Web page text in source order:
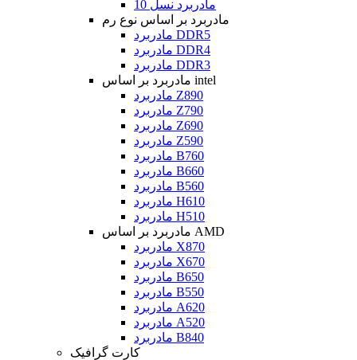
مادربرد نسل 10
مادربرد بر اساس نوع رم
مادربرد DDR5
مادربرد DDR4
مادربرد DDR3
مادربرد بر اساس intel
مادربرد Z890
مادربرد Z790
مادربرد Z690
مادربرد Z590
مادربرد B760
مادربرد B660
مادربرد B560
مادربرد H610
مادربرد H510
مادربرد بر اساس AMD
مادربرد X870
مادربرد X670
مادربرد B650
مادربرد B550
مادربرد A620
مادربرد A520
مادربرد B840
کارت گرافیک